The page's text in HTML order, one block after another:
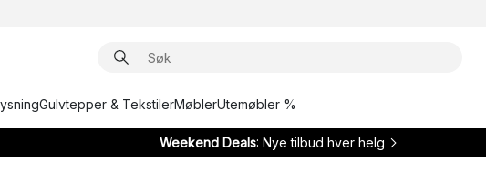
Gulvtepper & TekstilerMøblerUtemøbler %
Weekend Deals: Nye tilbud hver helg